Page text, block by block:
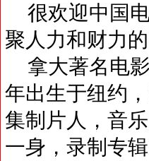
很欢迎中国电
聚人力和财力
拿大著名电影
年出生于纽约
集制片人，音
一身，录制专